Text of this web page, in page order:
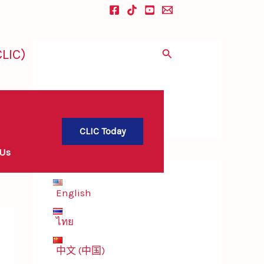
Search
CLIC Today
English
ไทย
中文 (中国)